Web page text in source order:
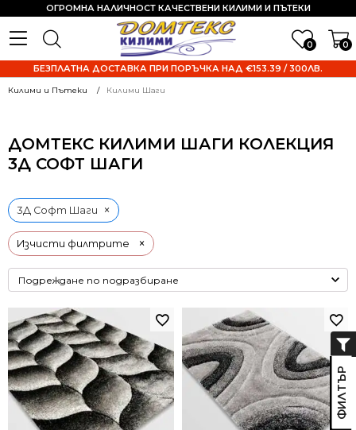
0 0
ОГРОМНА НАЛИЧНОСТ КАЧЕСТВЕНИ КИЛИМИ И ПЪТЕКИ
БЕЗПЛАТНА ДОСТАВКА ПРИ ПОРЪЧКА НАД €153.39 / 300ЛВ.
Килими и Пътеки Килими Шаги
ДОМТЕКС КИЛИМИ ШАГИ КОЛЕКЦИЯ
3Д СОФТ ШАГИ
Изчисти филтрите ×
3Д Софт Шаги ×